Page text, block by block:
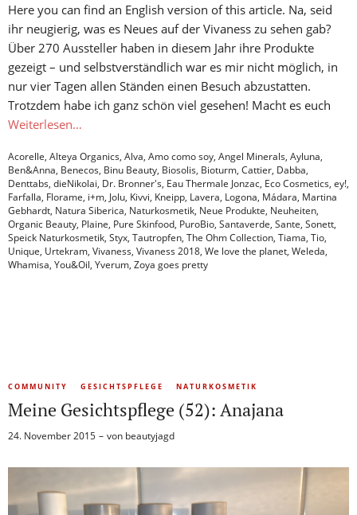
Here you can find an English version of this article. Na, seid
ihr neugierig, was es Neues auf der Vivaness zu sehen gab?
Über 270 Aussteller haben in diesem Jahr ihre Produkte
gezeigt – und selbstverständlich war es mir nicht möglich, in
nur vier Tagen allen Ständen einen Besuch abzustatten.
Trotzdem habe ich ganz schön viel gesehen! Macht es euch
Weiterlesen…
Acorelle, Alteya Organics, Alva, Amo como soy, Angel Minerals, Ayluna,
Ben&Anna, Benecos, Binu Beauty, Biosolis, Bioturm, Cattier, Dabba,
Denttabs, dieNikolai, Dr. Bronner's, Eau Thermale Jonzac, Eco Cosmetics, ey!,
Farfalla, Florame, i+m, Jolu, Kivvi, Kneipp, Lavera, Logona, Mádara, Martina
Gebhardt, Natura Siberica, Naturkosmetik, Neue Produkte, Neuheiten,
Organic Beauty, Plaine, Pure Skinfood, PuroBio, Santaverde, Sante, Sonett,
Speick Naturkosmetik, Styx, Tautropfen, The Ohm Collection, Tiama, Tio,
Unique, Urtekram, Vivaness, Vivaness 2018, We love the planet, Weleda,
Whamisa, You&Oil, Yverum, Zoya goes pretty
COMMUNITY GESICHTSPFLEGE NATURKOSMETIK
Meine Gesichtspflege (52): Anajana
24. November 2015 von beautyjagd